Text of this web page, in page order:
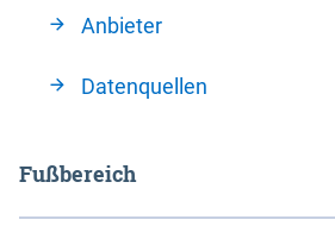
Anbieter
Datenquellen
Fußbereich